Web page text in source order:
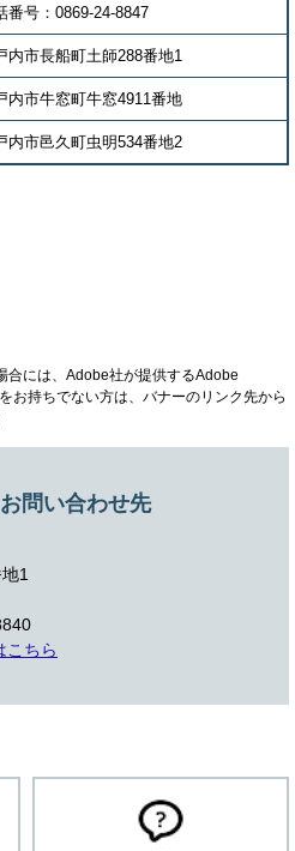
番号：0869-24-8847
内市長船町土師288番地1
内市牛窓町牛窓4911番地
内市邑久町虫明534番地2
合には、Adobe社が提供するAdobe
お持ちでない方は、バナーのリンク先から
問い合わせ先
1
こちら